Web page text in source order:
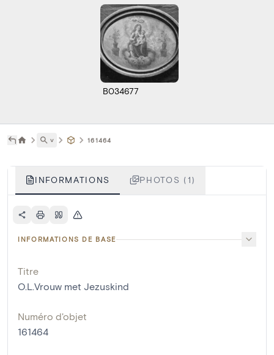
B034677
˅ 161464
INFORMATIONS PHOTOS (1)
INFORMATIONS DE BASE
Titre
O.L.Vrouw met Jezuskind
Numéro d'objet
161464